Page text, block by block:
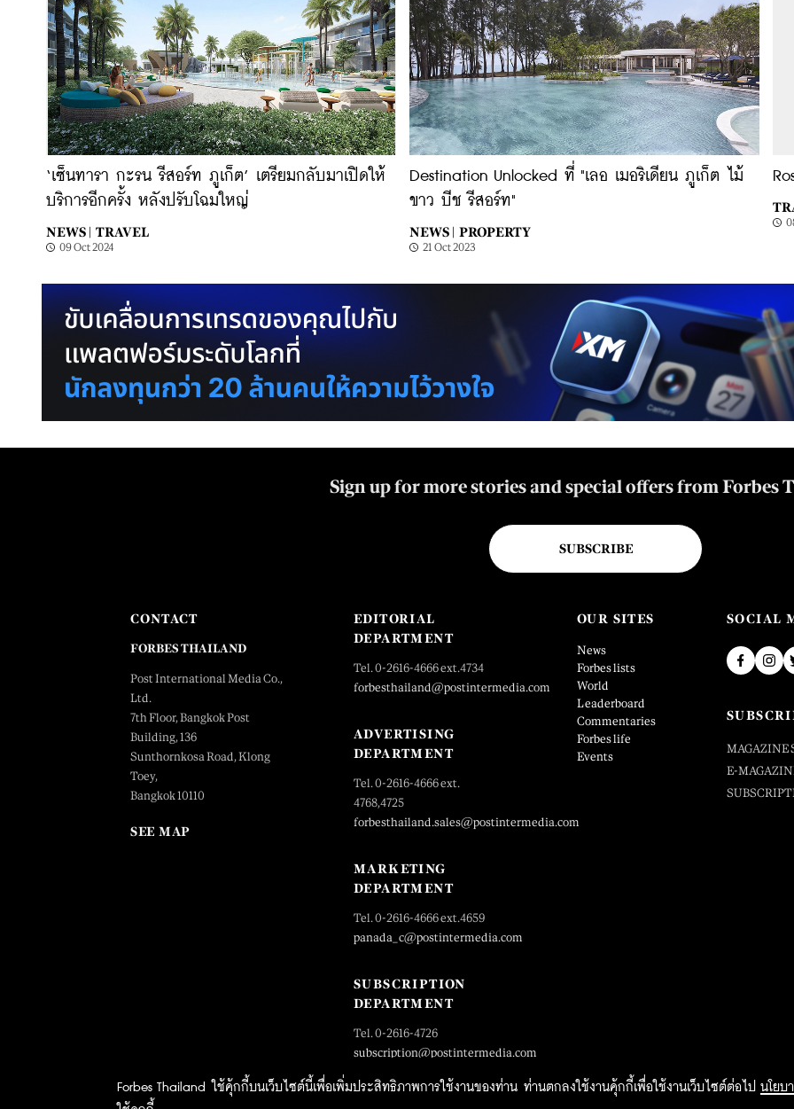
‘เซ็นทารา กะรน รีสอร์ท ภูเก็ต’ เตรียมกลับมาเปิดให้
บริการอีกครั้ง หลังปรับโฉมใหญ่
NEWS | TRAVEL
09 Oct 2024
Destination Unlocked ที่ "เลอ เมอริเดียน ภูเก็ต ไม้
ขาว บีช รีสอร์ท"
NEWS | PROPERTY
21 Oct 2023
Forbes Thailand ใช้คุ้กกี้บนเว็บไซต์นี้เพื่อเพิ่มประสิทธิภาพการใช้งานของท่าน ท่านตกลงใช้งานคุ้กกี้เพื่อใช้งานเว็บไซต์ต่อไป
นโยบ
Sign up for more stories and special offers from Forbes
SUBSCRIBE
CONTACT
FORBES THAILAND
Post International Media Co.,
Ltd.
7th Floor, Bangkok Post
Building, 136
Sunthornkosa Road, Klong
Toey,
Bangkok 10110
SEE MAP
EDITORIAL
DEPARTMENT
Tel. 0-2616-4666 ext.4734
forbesthailand@postintermedia.com
ADVERTISING
DEPARTMENT
Tel. 0-2616-4666 ext.
4768,4725
forbesthailand.sales@postintermedia.com
MARKETING
DEPARTMENT
Tel. 0-2616-4666 ext.4659
panada_c@postintermedia.com
SUBSCRIPTION
DEPARTMENT
Tel. 0-2616-4726
subscription@postintermedia.com
OUR SITES
News
Forbes lists
World
Leaderboard
Commentaries
Forbes life
Events
SOCIAL
MAGAZINE
E-